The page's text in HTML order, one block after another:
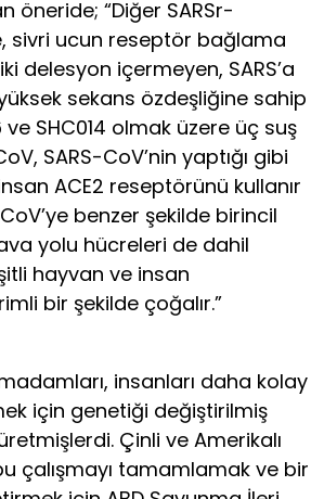
öneride; “Diğer SARSr-
sivri ucun reseptör bağlama
delesyon içermeyen, SARS’a
sekans özdeşliğine sahip
ve SHC014 olmak üzere üç suş
SARS-CoV’nin yaptığı gibi
ACE2 reseptörünü kullanır
benzer şekilde birincil
yolu hücreleri de dahil
hayvan ve insan
bir şekilde çoğalır.”
insanları daha kolay
için genetiği değiştirilmiş
Çinli ve Amerikalı
çalışmayı tamamlamak ve bir